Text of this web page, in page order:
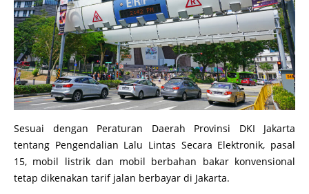
Sesuai dengan Peraturan Daerah Provinsi DKI Jakarta
tentang Pengendalian Lalu Lintas Secara Elektronik, pasal
15, mobil listrik dan mobil berbahan bakar konvensional
tetap dikenakan tarif jalan berbayar di Jakarta.